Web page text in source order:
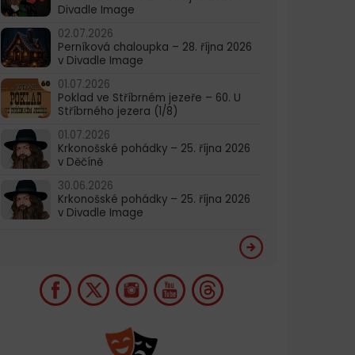
Divadle Image
02.07.2026
Perníková chaloupka – 28. října 2026
v Divadle Image
01.07.2026
Poklad ve Stříbrném jezeře – 60. U
Stříbrného jezera (1/8)
01.07.2026
Krkonošské pohádky – 25. října 2026
v Děčíně
30.06.2026
Krkonošské pohádky – 25. října 2026
v Divadle Image